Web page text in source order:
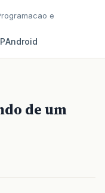
e
Android
de um